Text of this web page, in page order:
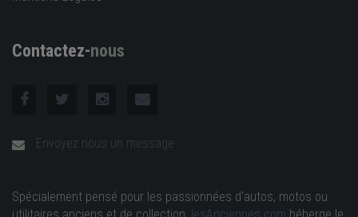
Contactez-nous
Envoyez nous un message
Spécialement pensé pour les passionnées d'autos, motos ou